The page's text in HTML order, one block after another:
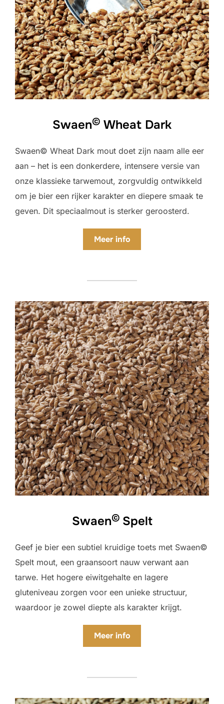
Swaen© Wheat Dark
Swaen© Wheat Dark mout doet zijn naam alle eer
aan – het is een donkerdere, intensere versie van
onze klassieke tarwemout, zorgvuldig ontwikkeld
om je bier een rijker karakter en diepere smaak te
geven. Dit speciaalmout is sterker geroosterd.
Meerinfo
Swaen© Spelt
Geef je bier een subtiel kruidige toets met Swaen©
Spelt mout, een graansoort nauw verwant aan
tarwe. Het hogere eiwitgehalte en lagere
gluteniveau zorgen voor een unieke structuur,
waardoor je zowel diepte als karakter krijgt.
Meerinfo